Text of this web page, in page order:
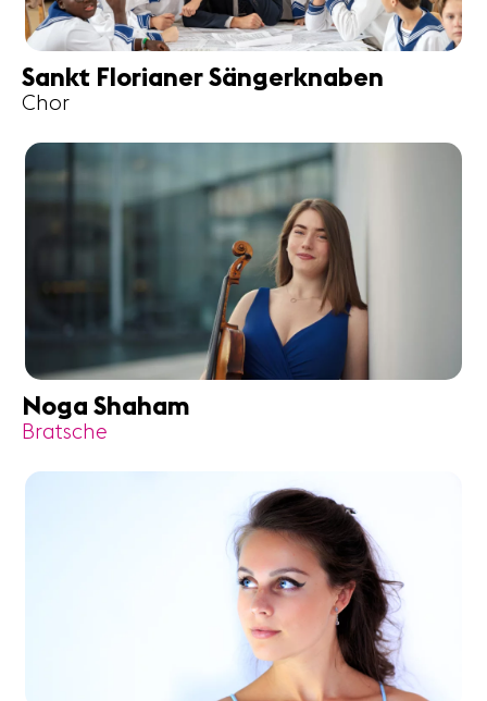
Sankt Florianer Sängerknaben
Chor
Noga Shaham
Bratsche